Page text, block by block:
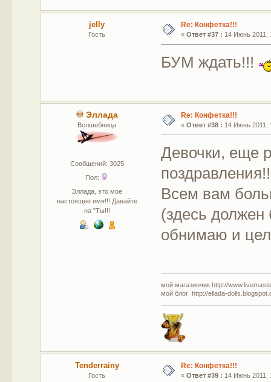
jelly
Гость
Re: Конфетка!!!
« Ответ #37 : 14 Июнь 2011,
БУМ ждать!!!
Эллада
Волшебница
Сообщений: 3025
Пол:
Эллада, это мое
настоящее имя!!! Давайте
на "Ты!!!
Re: Конфетка!!!
« Ответ #38 : 14 Июнь 2011,
Девочки, еще
Всем вам
(здесь должен
обнимаю и
мой магазинчик http://
мой блог http://ellada-
Tenderrainy
Гость
Re: Конфетка!!!
« Ответ #39 : 14 Июнь 2011,